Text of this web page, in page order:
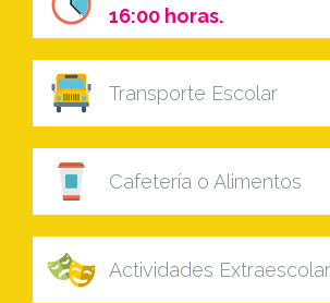
16:00 horas.
Transporte Escolar
Cafetería o Alimentos
Actividades